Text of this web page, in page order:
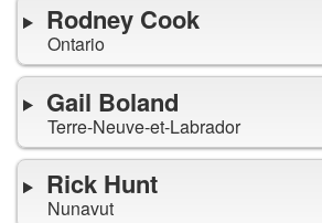
Rodney Cook
Ontario
Gail Boland
Terre-Neuve-et-Labrador
Rick Hunt
Nunavut